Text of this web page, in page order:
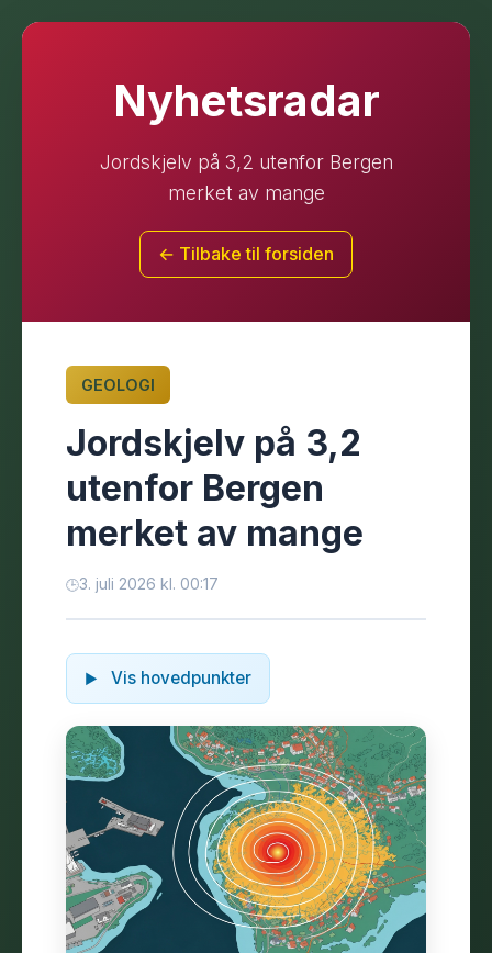
Nyhetsradar
Jordskjelv på 3,2 utenfor Bergen
merket av mange
← Tilbake til forsiden
GEOLOGI
Jordskjelv på 3,2
utenfor Bergen
merket av mange
3. juli 2026 kl. 00:17
Vis hovedpunkter